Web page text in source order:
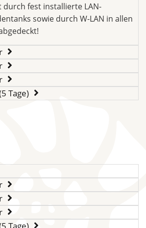
durch fest installierte LAN-
sowie durch W-LAN in allen
Tage)